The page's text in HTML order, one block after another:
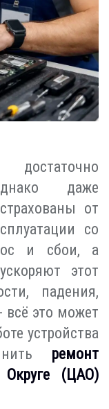
даже
от
со
и сбои, а
этот
падения,
всё это может
устройства
ремонт
Округе (ЦАО)